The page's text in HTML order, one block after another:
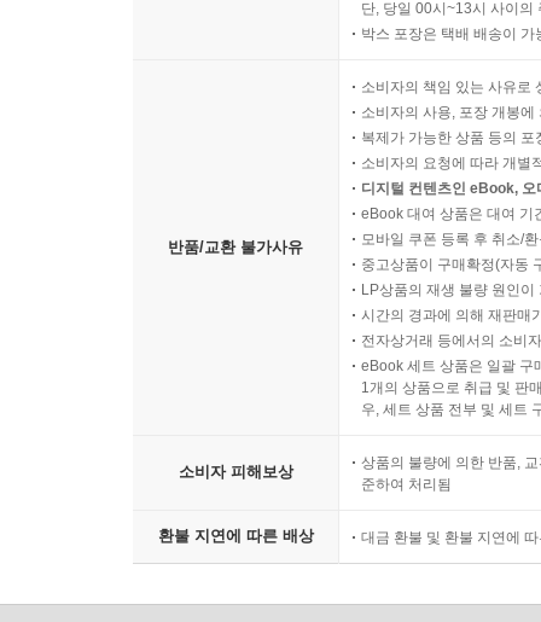
단, 당일 00시~13시 사이의
박스 포장은 택배 배송이
반품/교환 불가사유
소비자의 책임 있는 사유로
소비자의 사용, 포장 개봉
복제가 가능한 상품 등의
소비자의 요청에 따라 개별
디지털 컨텐츠인 eBook,
eBook 대여 상품은 대여 기
모바일 쿠폰 등록 후 취소/
중고상품이 구매확정(자동
LP상품의 재생 불량 원인
시간의 경과에 의해 재판매
전자상거래 등에서의 소비
eBook 세트 상품은 일괄 구
1개의 상품으로 취급 및 판
우, 세트 상품 전부 및 세트
소비자 피해보상
상품의 불량에 의한 반품,
준하여 처리됨
환불 지연에 따른 배상 대금 환불 및 환불 지연에